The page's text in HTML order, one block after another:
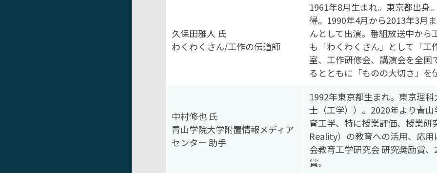
久保田雅人 氏
わくわくさん/工作の伝道師
1961年8月生まれ。東京都出身
得。1990年4月から2013年3月
んとして出演。番組放送中か
も「わくわくさん」として「工
室、工作研修会、講演会を全
るとともに「ものの大切さ」を
中村修也 氏
青山学院大学附置情報メディア
センター 助手
1992年東京都生まれ。東京理
士（工学））。2020年より青
育工学、特に授業評価、授業
Reality）の教育への活用、応
会教育工学研究会 研究奨励賞
賞。